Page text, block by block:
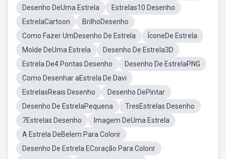
Desenho DeUma Estrela
Estrelas10 Desenho
EstrelaCartoon
BrilhoDesenho
Como Fazer UmDesenho De Estrela
ÍconeDe Estrela
Molde DeUma Estrela
Desenho De Estrela3D
Estrela De4 Pontas Desenho
Desenho De EstrelaPNG
Como Desenhar aEstrela De Davi
EstrelasReais Desenho
Desenho DePintar
Desenho De EstrelaPequena
TresEstrelas Desenho
7Estrelas Desenho
Imagem DeUma Estrela
A Estrela DeBelem Para Colorir
Desenho De Estrela ECoração Para Colorir